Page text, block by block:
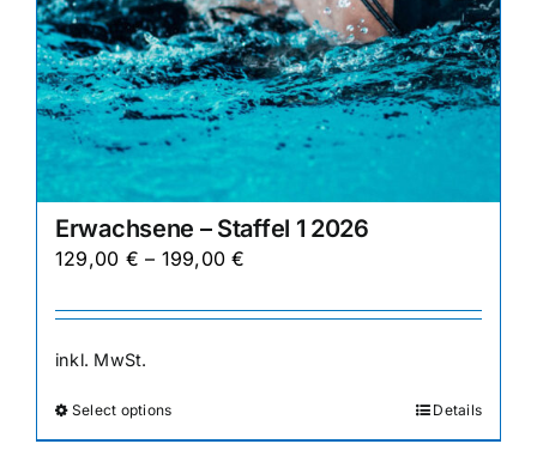
Erwachsene – Staffel 1 2026
129,00 € – 199,00€
inkl. MwSt.
Select optionsDieses
Details